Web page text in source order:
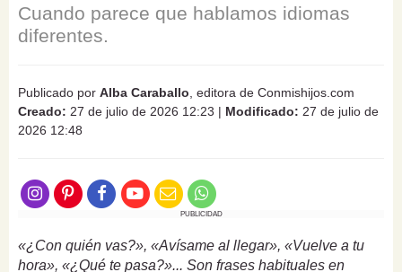
Cuando parece que hablamos idiomas
diferentes.
Publicado por Alba Caraballo , editora de Conmishijos.com
Creado: 27 de julio de 2026 12:23 | Modificado: 27 de julio de
2026 12:48
PUBLICIDAD
«¿Con quién vas?», «Avísame al llegar», «Vuelve a tu
hora», «¿Qué te pasa?»... Son frases habituales en